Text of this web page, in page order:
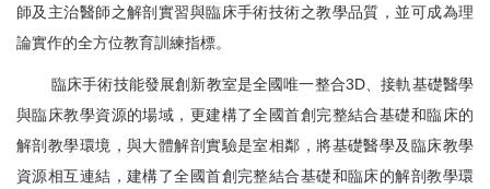
師及主治醫師之解剖實習與臨床手術技術之教學品質，並可成為理
論實作的全方位教育訓練指標。
臨床手術技能發展創新教室是全國唯一整合3D、接軌基礎醫學
與臨床教學資源的場域，更建構了全國首創完整結合基礎和臨床的
解剖教學環境，與大體解剖實驗是室相鄰，將基礎醫學及臨床教學
資源相互連結，建構了全國首創完整結合基礎和臨床的解剖教學環